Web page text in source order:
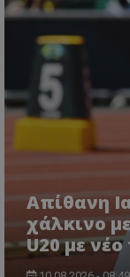
Απίθανη
χάλκινο
U20 με